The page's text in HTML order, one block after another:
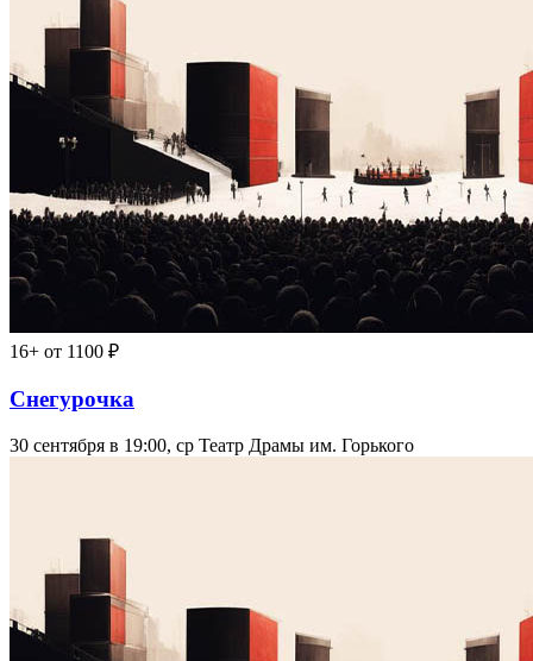
16+ от 1100 ₽
Снегурочка
30 сентября в 19:00, ср Театр Драмы им. Горького